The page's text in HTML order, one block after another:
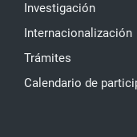
Investigación
Internacionalización
Trámites
Calendario de